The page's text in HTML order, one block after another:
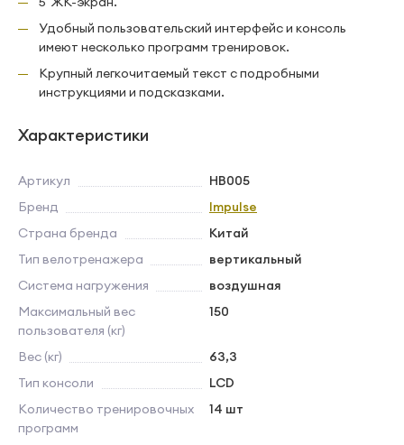
Удобный пользовательский интерфейс и консоль
имеют несколько программ тренировок.
Крупный легкочитаемый текст с подробными
инструкциями и подсказками.
Характеристики
Артикул
HB005
Бренд
Impulse
Страна бренда
Китай
Тип велотренажера
вертикальный
Система нагружения
воздушная
Максимальный вес
пользователя (кг)
150
Вес (кг)
63,3
Тип консоли
LCD
Количество тренировочных
программ
14 шт